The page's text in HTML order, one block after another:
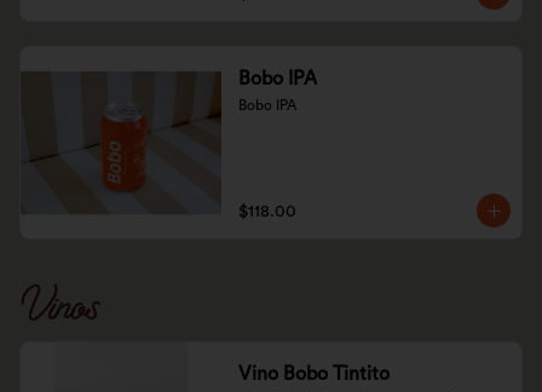
Bobo IPA
Bobo IPA
$118.00
Vinos
Vino Bobo Tintito